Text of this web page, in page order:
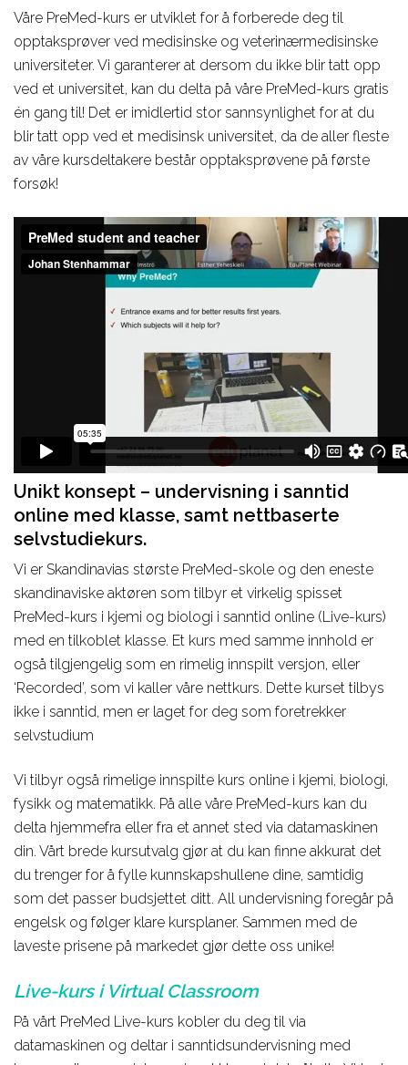
Våre PreMed-kurs er utviklet for å forberede deg til
opptaksprøver ved medisinske og veterinærmedisinske
universiteter. Vi garanterer at dersom du ikke blir tatt opp
ved et universitet, kan du delta på våre PreMed-kurs gratis
én gang til! Det er imidlertid stor sannsynlighet for at du
blir tatt opp ved et medisinsk universitet, da de aller fleste
av våre kursdeltakere består opptaksprøvene på første
forsøk!
Unikt konsept – undervisning i sanntid
online med klasse, samt nettbaserte
selvstudiekurs.
Vi er Skandinavias største PreMed-skole og den eneste
skandinaviske aktøren som tilbyr et virkelig spisset
PreMed-kurs i kjemi og biologi i sanntid online (Live-kurs)
med en tilkoblet klasse. Et kurs med samme innhold er
også tilgjengelig som en rimelig innspilt versjon, eller
‘Recorded’, som vi kaller våre nettkurs. Dette kurset tilbys
ikke i sanntid, men er laget for deg som foretrekker
selvstudium
Vi tilbyr også rimelige innspilte kurs online i kjemi, biologi,
fysikk og matematikk. På alle våre PreMed-kurs kan du
delta hjemmefra eller fra et annet sted via datamaskinen
din. Vårt brede kursutvalg gjør at du kan finne akkurat det
du trenger for å fylle kunnskapshullene dine, samtidig
som det passer budsjettet ditt. All undervisning foregår på
engelsk og følger klare kursplaner. Sammen med de
laveste prisene på markedet gjør dette oss unike!
Live-kurs i Virtual Classroom
På vårt PreMed Live-kurs kobler du deg til via
datamaskinen og deltar i sanntidsundervisning med